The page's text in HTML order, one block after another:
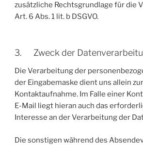
zusätzliche Rechtsgrundlage für die
Art. 6 Abs. 1 lit. b DSGVO.
3. Zweck der
Die Verarbeitung der
der Eingabemaske dient uns allein
Kontaktaufnahme. Im Falle einer
E-Mail liegt hieran auch das
Interesse an der Verarbeitung der
Die sonstigen während des